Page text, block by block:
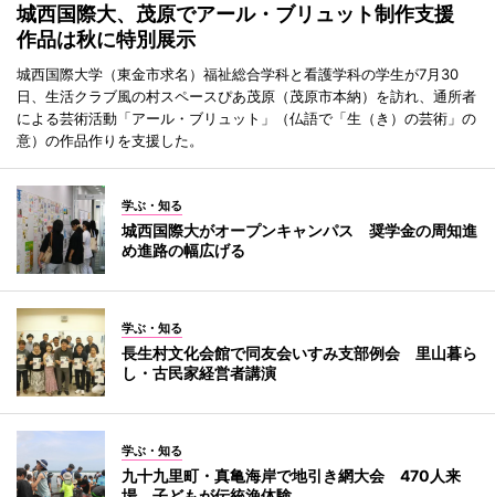
城西国際大、茂原でアール・ブリュット制作支援
作品は秋に特別展示
城西国際大学（東金市求名）福祉総合学科と看護学科の学生が7月30
日、生活クラブ風の村スペースぴあ茂原（茂原市本納）を訪れ、通所者
による芸術活動「アール・ブリュット」（仏語で「生（き）の芸術」の
意）の作品作りを支援した。
学ぶ・知る
城西国際大がオープンキャンパス 奨学金の周知進
め進路の幅広げる
学ぶ・知る
長生村文化会館で同友会いすみ支部例会 里山暮ら
し・古民家経営者講演
学ぶ・知る
九十九里町・真亀海岸で地引き網大会 470人来